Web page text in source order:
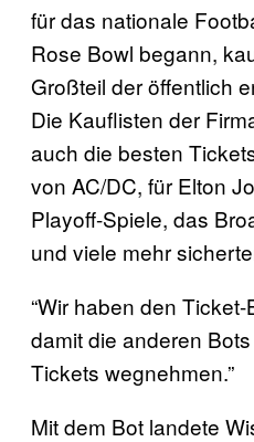
für das nationale
Rose Bowl begann,
Großteil der öffentlich
Die Kauflisten der
auch die besten
von AC/DC, für Elton
Playoff-Spiele, das
und viele mehr
“Wir haben den
damit die anderen
Tickets wegnehmen.”
Mit dem Bot landete